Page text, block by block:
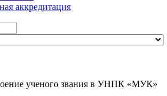
аккредитация
ученого звания в УНПК «МУК»